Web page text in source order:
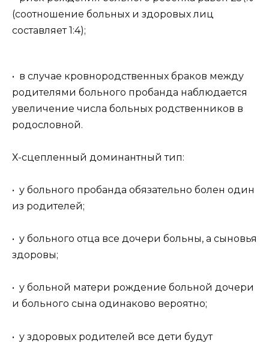
(соотношение больных и здоровых лиц
составляет 1:4);
• в случае кровнородственных браков между
родителями больного пробанда наблюдается
увеличение числа больных родственников в
родословной.
Х-сцепленный доминантный тип:
• у больного пробанда обязательно болен один
из родителей;
• у больного отца все дочери больны, а сыновья
здоровы;
• у больной матери рождение больной дочери
и больного сына одинаково вероятно;
• у здоровых родителей все дети будут